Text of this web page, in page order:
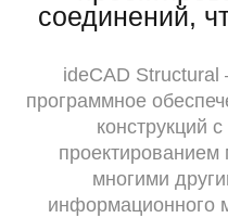
соединений,
ideCAD
программное
конструкций
проектированием
многими
информационного